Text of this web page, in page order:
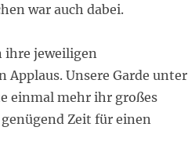
war auch dabei.
ihre jeweiligen
Unsere Garde unter
einmal mehr ihr großes
Zeit für einen